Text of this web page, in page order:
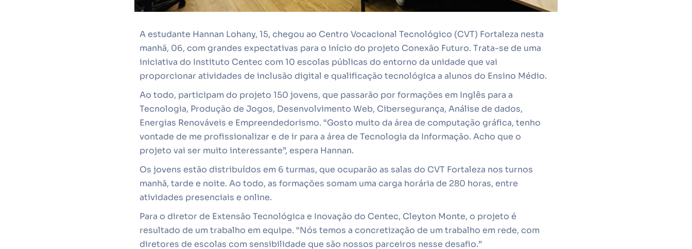
A estudante Hannan Lohany, 15, chegou ao Centro Vocacional Tecnológico (CVT) Fortaleza nesta
manhã, 06, com grandes expectativas para o início do projeto Conexão Futuro. Trata-se de uma
iniciativa do Instituto Centec com 10 escolas públicas do entorno da unidade que vai
proporcionar atividades de inclusão digital e qualificação tecnológica a alunos do Ensino Médio.
Ao todo, participam do projeto 150 jovens, que passarão por formações em Inglês para a
Tecnologia, Produção de Jogos, Desenvolvimento Web, Cibersegurança, Análise de dados,
Energias Renováveis e Empreendedorismo. “Gosto muito da área de computação gráfica, tenho
vontade de me profissionalizar e de ir para a área de Tecnologia da Informação. Acho que o
projeto vai ser muito interessante”, espera Hannan.
Os jovens estão distribuídos em 6 turmas, que ocuparão as salas do CVT Fortaleza nos turnos
manhã, tarde e noite. Ao todo, as formações somam uma carga horária de 280 horas, entre
atividades presenciais e online.
Para o diretor de Extensão Tecnológica e Inovação do Centec, Cleyton Monte, o projeto é
resultado de um trabalho em equipe. “Nós temos a concretização de um trabalho em rede, com
diretores de escolas com sensibilidade que são nossos parceiros nesse desafio.”